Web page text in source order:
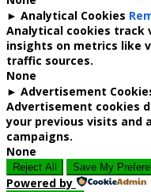
► Analytical Cookies
Analytical cookies track
insights on metrics like
traffic sources.
None
► Advertisement
Advertisement cookies
your previous visits and
campaigns.
None
Reject All Save My
Powered by